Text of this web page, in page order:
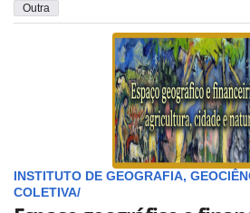
Outra
INSTITUTO DE GEOGRAFIA,
COLETIVA/